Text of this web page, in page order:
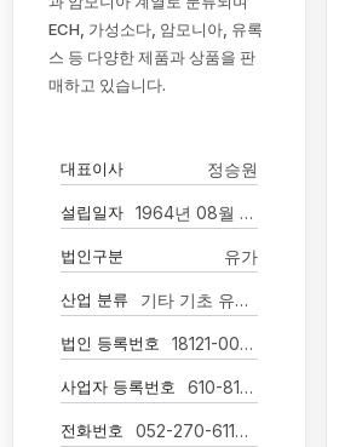
ECH, 가성소다, 암모니아, 유록
스 등 다양한 제품과 상품을 판
매하고 있습니다.
대표이사 정승원
설립일자 1964년 08월 27일
법인구분 유가
산업 분류 기타 기초 유기화학 물질 제조업
법인 등록번호 18121-0000013
사업자 등록번호 610-81-00029
전화번호 052-270-6112-4